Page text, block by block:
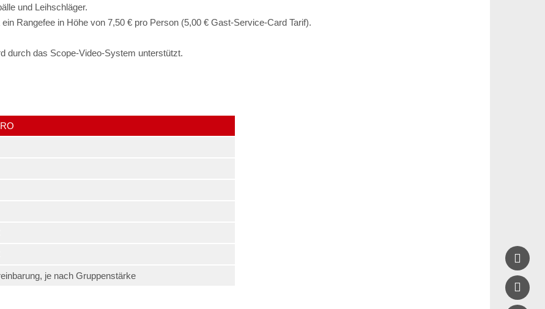
und Leihschläger.
Rangefee in Höhe von 7,50 € pro Person (5,00 € Gast-Service-Card Tarif).
durch das Scope-Video-System unterstützt.
je nach Gruppenstärke

